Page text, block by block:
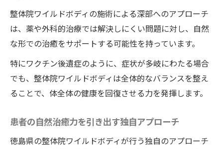
整体院ワイルドボディの施術がもたらす直
接的な効果
精神的な負担軽減と整体院ワイルドボディ
の施術の関係
整体施術の科学と効果
善につながる理由
ワクチン後遺症に特化した整体院ワイルド
整体院ワイルドボディの施術による深部へのアプローチ
は、薬や外科的治療では解決しにくい問題に対し、自然
な形での治癒をサポートする可能性を持っています。
特にワクチン後遺症のように、症状が多岐にわたる場合
でも、整体院ワイルドボディは全体的なバランスを整え
ることで、体全体の健康を回復させる力を発揮します。
患者の自然治癒力を引き出す独自アプローチ
徳島県の整体院ワイルドボディが行う独自のアプローチ